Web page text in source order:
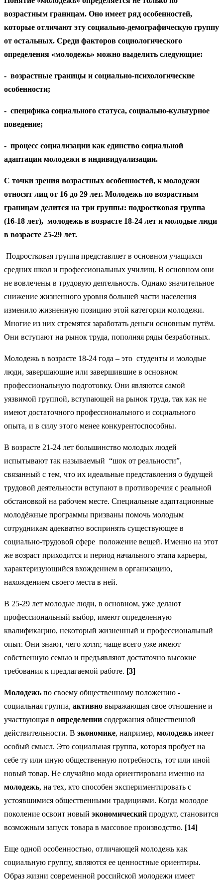
возрастным границам. Оно имеет ряд особенностей,
которые отличают эту социально-демографическую группу
от остальных. Среди факторов социологического
определения «молодежь» можно выделить следующие:
- возрастные границы и социально-психологические
особенности;
- специфика социального статуса, социально-культурное
поведение;
- процесс социализации как единство социальной
адаптации молодежи в индивидуализации.
С точки зрения возрастных особенностей, к молодежи
относят лиц от 16 до 29 лет. Молодежь по возрастным
границам делится на три группы: подростковая группа
(16-18 лет), молодежь в возрасте 18-24 лет и молодые люди
в возрасте 25-29 лет.
Подростковая группа представляет в основном учащихся
средних школ и профессиональных училищ. В основном они
не вовлечены в трудовую деятельность. Однако значительное
снижение жизненного уровня большей части населения
изменило жизненную позицию этой категории молодежи.
Многие из них стремятся заработать деньги основным путём.
Они вступают на рынок труда, пополняя ряды безработных.
Молодежь в возрасте 18-24 года – это студенты и молодые
люди, завершающие или завершившие в основном
профессиональную подготовку. Они являются самой
уязвимой группой, вступающей на рынок труда, так как не
имеют достаточного профессионального и социального
опыта, и в силу этого менее конкурентоспособны.
В возрасте 21-24 лет большинство молодых людей
испытывают так называемый “шок от реальности”,
связанный с тем, что их идеальные представления о будущей
трудовой деятельности вступают в противоречия с реальной
обстановкой на рабочем месте. Специальные адаптационные
молодёжные программы призваны помочь молодым
сотрудникам адекватно воспринять существующее в
социально-трудовой сфере положение вещей. Именно на этот
же возраст приходится и период начального этапа карьеры,
характеризующийся вхождением в организацию,
нахождением своего места в ней.
В 25-29 лет молодые люди, в основном, уже делают
профессиональный выбор, имеют определенную
квалификацию, некоторый жизненный и профессиональный
опыт. Они знают, чего хотят, чаще всего уже имеют
собственную семью и предъявляют достаточно высокие
требования к предлагаемой работе. [3]
Молодежь по своему общественному положению -
социальная группа, активно выражающая свое отношение и
участвующая в определении содержания общественной
действительности. В экономике, например, молодежь имеет
особый смысл. Это социальная группа, которая пробует на
себе ту или иную общественную потребность, тот или иной
новый товар. Не случайно мода ориентирована именно на
молодежь, на тех, кто способен экспериментировать с
устоявшимися общественными традициями. Когда молодое
поколение освоит новый экономический продукт, становится
возможным запуск товара в массовое производство. [14]
Еще одной особенностью, отличающей молодежь как
социальную группу, являются ее ценностные ориентиры.
Образ жизни современной российской молодежи имеет